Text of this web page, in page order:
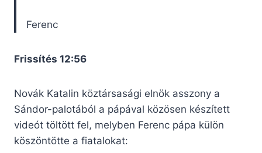
Ferenc
Frissítés 12:56
Novák Katalin köztársasági elnök asszony a
Sándor-palotából a pápával közösen készített
videót töltött fel, melyben Ferenc pápa külön
köszöntötte a fiatalokat: